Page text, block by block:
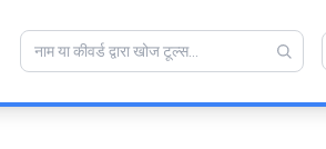
💡 क्या आप इस टूल को पसंद करते हैं? हमें इसे
में मदद करें!
खोलने के लिए क्लिक करें →